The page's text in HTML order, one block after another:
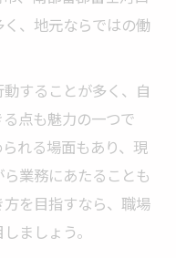
求人を見抜くコツ
イバーの福利厚
選び方を解説
特徴と選び方を徹
を目指す求人探し
、地元ならではの働
することが多く、自
点も魅力の一つで
れる場面もあり、現
業務にあたることも
を目指すなら、職場
ましょう。